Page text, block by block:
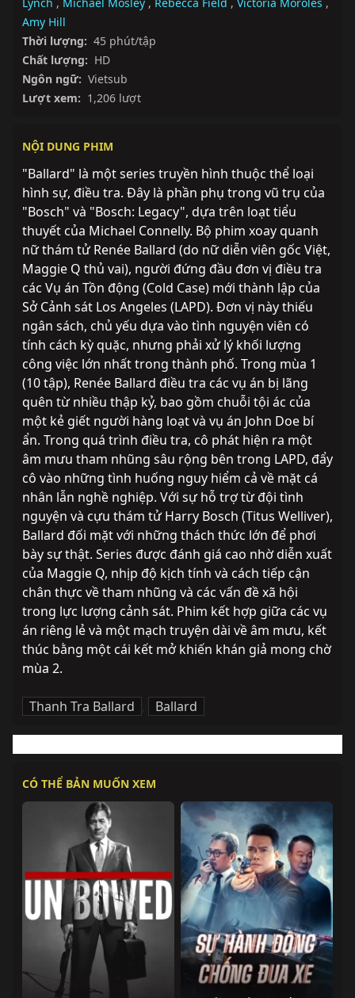
Amy Hill
Thời lượng: 45 phút/tập
Chất lượng: HD
Ngôn ngữ: Vietsub
Lượt xem: 1,206 lượt
NỘI DUNG PHIM
"Ballard" là một series truyền hình thuộc thể loại
hình sự, điều tra. Đây là phần phụ trong vũ trụ của
"Bosch" và "Bosch: Legacy", dựa trên loạt tiểu
thuyết của Michael Connelly. Bộ phim xoay quanh
nữ thám tử Renée Ballard (do nữ diễn viên gốc Việt,
Maggie Q thủ vai), người đứng đầu đơn vị điều tra
các Vụ án Tồn động (Cold Case) mới thành lập của
Sở Cảnh sát Los Angeles (LAPD). Đơn vị này thiếu
ngân sách, chủ yếu dựa vào tình nguyện viên có
tính cách kỳ quặc, nhưng phải xử lý khối lượng
công việc lớn nhất trong thành phố. Trong mùa 1
(10 tập), Renée Ballard điều tra các vụ án bị lãng
quên từ nhiều thập kỷ, bao gồm chuỗi tội ác của
một kẻ giết người hàng loạt và vụ án John Doe bí
ẩn. Trong quá trình điều tra, cô phát hiện ra một
âm mưu tham nhũng sâu rộng bên trong LAPD, đẩy
cô vào những tình huống nguy hiểm cả về mặt cá
nhân lẫn nghề nghiệp. Với sự hỗ trợ từ đội tình
nguyện và cựu thám tử Harry Bosch (Titus Welliver),
Ballard đối mặt với những thách thức lớn để phơi
bày sự thật. Series được đánh giá cao nhờ diễn xuất
của Maggie Q, nhịp độ kịch tính và cách tiếp cận
chân thực về tham nhũng và các vấn đề xã hội
trong lực lượng cảnh sát. Phim kết hợp giữa các vụ
án riêng lẻ và một mạch truyện dài về âm mưu, kết
thúc bằng một cái kết mở khiến khán giả mong chờ
mùa 2.
Thanh Tra Ballard , Ballard
CÓ THỂ BẢN MUỐN XEM